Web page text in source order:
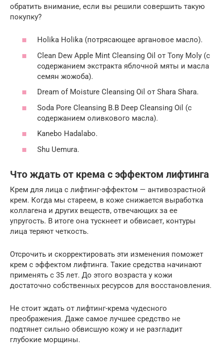
обратить внимание, если вы решили совершить такую
покупку?
Holika Holika (потрясающее аргановое масло).
Clean Dew Apple Mint Cleansing Oil от Tony Moly (с
содержанием экстракта яблочной мяты и масла
семян жожоба).
Dream of Moisture Cleansing Oil от Shara Shara.
Soda Pore Cleansing B.B Deep Cleansing Oil (с
содержанием оливкового масла).
Kanebo Hadalabo.
Shu Uemura.
Что ждать от крема с эффектом лифтинга
Крем для лица с лифтинг-эффектом — антивозрастной
крем. Когда мы стареем, в коже снижается выработка
коллагена и других веществ, отвечающих за ее
упругость. В итоге она тускнеет и обвисает, контуры
лица теряют четкость.
Отсрочить и скорректировать эти изменения поможет
крем с эффектом лифтинга. Такие средства начинают
применять с 35 лет. До этого возраста у кожи
достаточно собственных ресурсов для восстановления.
Не стоит ждать от лифтинг-крема чудесного
преображения. Даже самое лучшее средство не
подтянет сильно обвисшую кожу и не разгладит
глубокие морщины.